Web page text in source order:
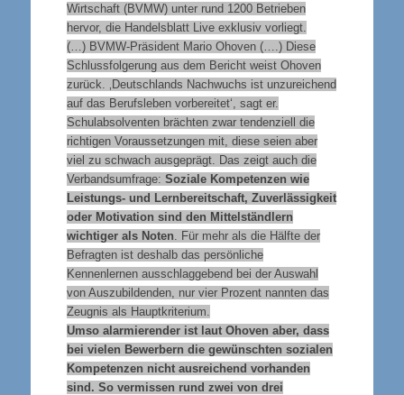
Wirtschaft (BVMW) unter rund 1200 Betrieben
hervor, die Handelsblatt Live exklusiv vorliegt.
(…) BVMW-Präsident Mario Ohoven (….) Diese
Schlussfolgerung aus dem Bericht weist Ohoven
zurück. ‚Deutschlands Nachwuchs ist unzureichend
auf das Berufsleben vorbereitet‘, sagt er.
Schulabsolventen brächten zwar tendenziell die
richtigen Voraussetzungen mit, diese seien aber
viel zu schwach ausgeprägt. Das zeigt auch die
Verbandsumfrage: Soziale Kompetenzen wie
Leistungs- und Lernbereitschaft, Zuverlässigkeit
oder Motivation sind den Mittelständlern
wichtiger als Noten . Für mehr als die Hälfte der
Befragten ist deshalb das persönliche
Kennenlernen ausschlaggebend bei der Auswahl
von Auszubildenden, nur vier Prozent nannten das
Zeugnis als Hauptkriterium.
Umso alarmierender ist laut Ohoven aber, dass
bei vielen Bewerbern die gewünschten sozialen
Kompetenzen nicht ausreichend vorhanden
sind. So vermissen rund zwei von drei